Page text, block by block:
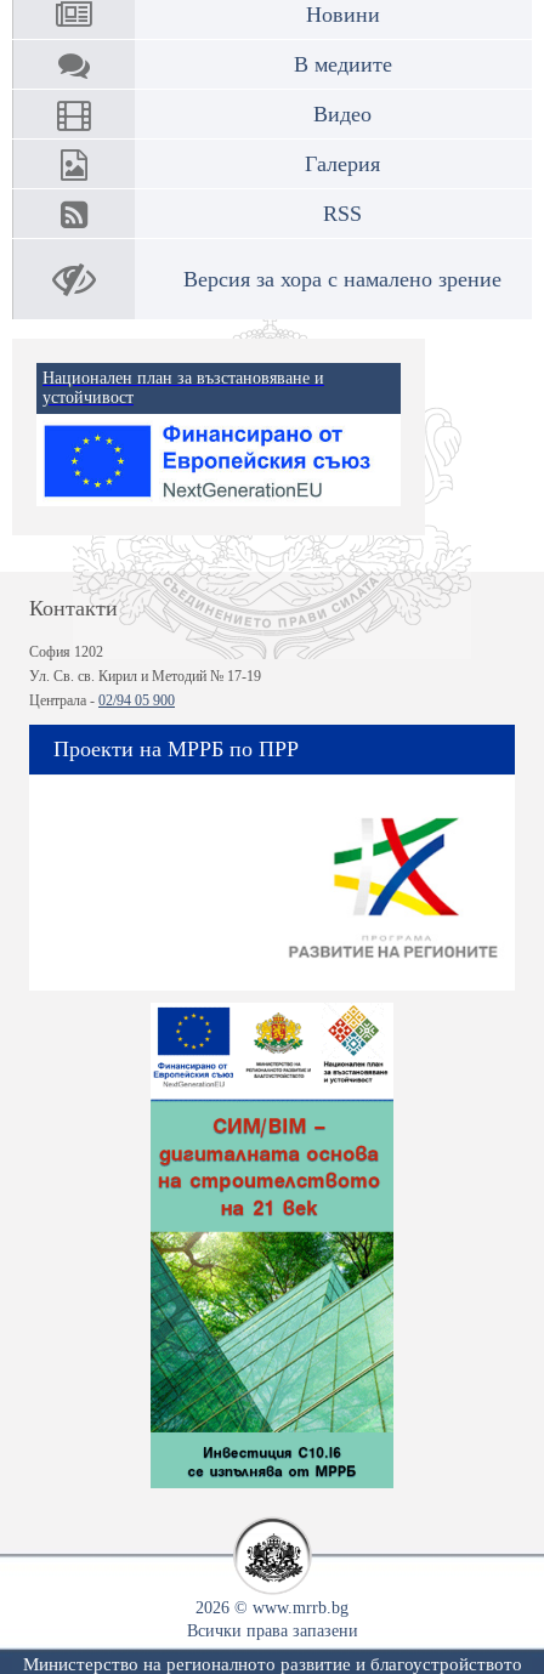
Новини
В медиите
Видео
Галерия
RSS
Версия за хора с намалено зрение
Национален план за възстановяване и
устойчивост
Контакти
София 1202
Ул. Св. св. Кирил и Методий № 17-19
Централа - 02/94 05 900
Проекти на МРРБ по ПРР
2026 © www.mrrb.bg
Всички права запазени
Министерство на регионалното развитие и благоустройството